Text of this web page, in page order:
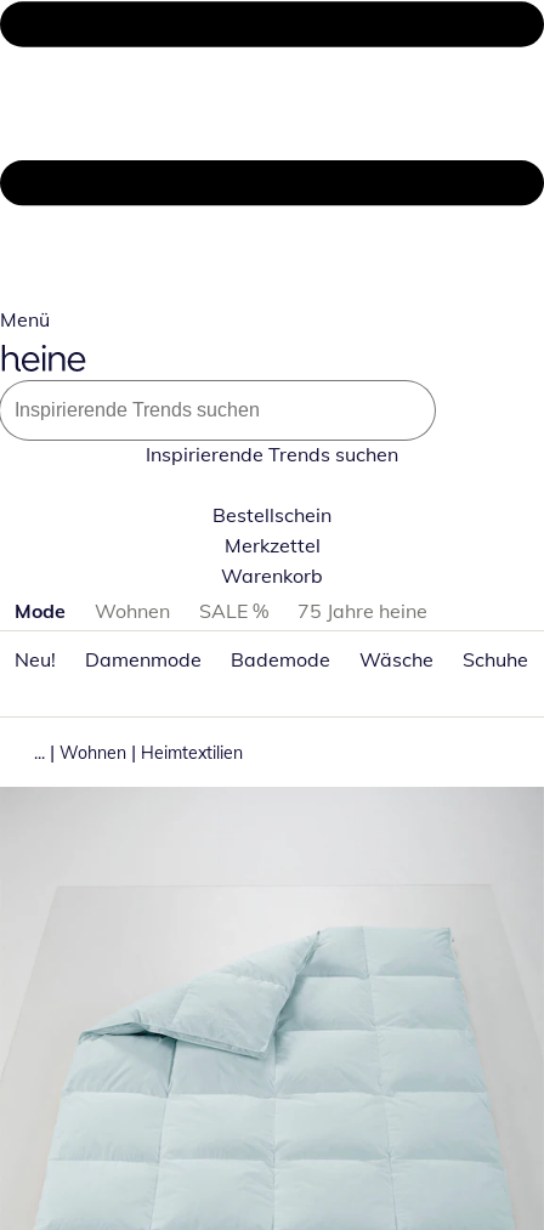
Menü
Inspirierende Trends suchen
Bestellschein
Merkzettel
Warenkorb
Produktkategorien überspringen
Mode Wohnen SALE %
75 Jahre heine
Neu!
Damenmode Bademode Wäsche Schuhe
... | Wohnen | Heimtextilien